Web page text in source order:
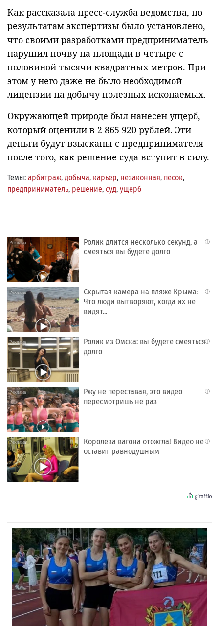
Как рассказала пресс-служба ведомства, по
результатам экспертизы было установлено,
что своими разработками предприниматель
нарушил почву на площади в четыре с
половиной тысячи квадратных метров. При
этом у него даже не было необходимой
лицензии на добычу полезных ископаемых.
Окружающей природе был нанесен ущерб,
который оценили в 2 865 920 рублей. Эти
деньги будут взысканы с предпринимателя
после того, как решение суда вступит в силу.
Темы: арбитраж, добыча, карьер, незаконная, песок,
предприниматель, решение, суд, ущерб
i
Ролик длится несколько секунд, а
смеяться вы будете долго
i
Скрытая камера на пляже Крыма:
Что люди вытворяют, когда их не
видят...
i
Ролик из Омска: вы будете смеяться
долго
i
Ржу не переставая, это видео
пересмотришь не раз
i
Королева вагона отожгла! Видео не
оставит равнодушным